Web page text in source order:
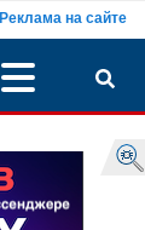
Реклама на сайте